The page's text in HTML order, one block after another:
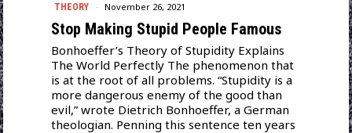
THEORY November 26, 2021
Stop Making Stupid People Famous
Bonhoeffer’s Theory of Stupidity Explains
The World Perfectly The phenomenon that
is at the root of all problems. “Stupidity is a
more dangerous enemy of the good than
evil,” wrote Dietrich Bonhoeffer, a German
theologian. Penning this sentence ten years